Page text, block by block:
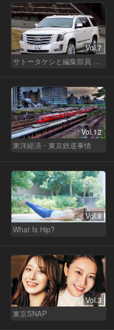
Vol.7
サトータケシと編集部員 船山の"CAR GENTSへの道"
Vol.12
東洋経済・東京鉄道事情
Vol.8
What Is Hip?
Vol.3
東京SNAP